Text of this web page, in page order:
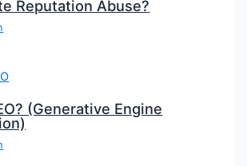
Reputation Abuse?
(Generative Engine